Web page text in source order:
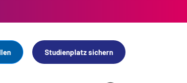
Studienplatz sichern